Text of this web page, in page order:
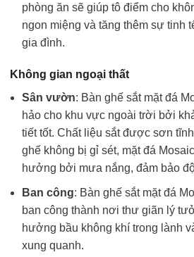
phòng ăn sẽ giúp tô điểm cho
ngon miệng và tăng thêm sự tinh
gia đình.
Không gian ngoại thất
Sân vườn: Bàn ghế sắt mặt đá
hảo cho khu vực ngoài trời bởi
tiết tốt. Chất liệu sắt được sơn
ghế không bị gỉ sét, mặt đá
hưởng bởi mưa nắng, đảm bảo
Ban công: Bàn ghế sắt mặt đá
ban công thành nơi thư giãn lý
hưởng bầu không khí trong lành
xung quanh.